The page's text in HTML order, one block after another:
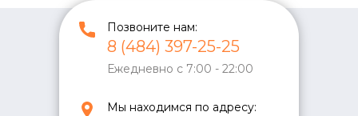
Позвоните нам:
8 (484) 397-25-25
Ежедневно с 7:00 - 22:00
Мы находимся по адресу: